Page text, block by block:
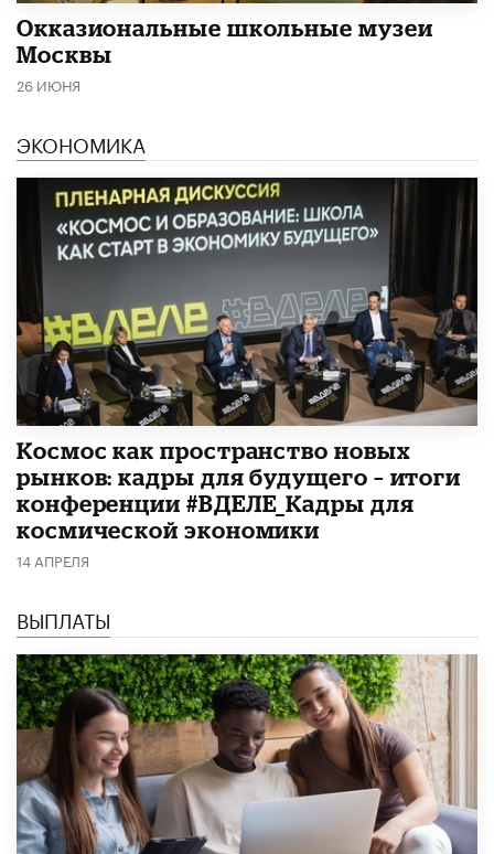
​Окказиональные школьные музеи
Москвы
26 ИЮНЯ
ЭКОНОМИКА
Космос как пространство новых
рынков: кадры для будущего – итоги
конференции #ВДЕЛЕ_Кадры для
космической экономики
14 АПРЕЛЯ
ВЫПЛАТЫ